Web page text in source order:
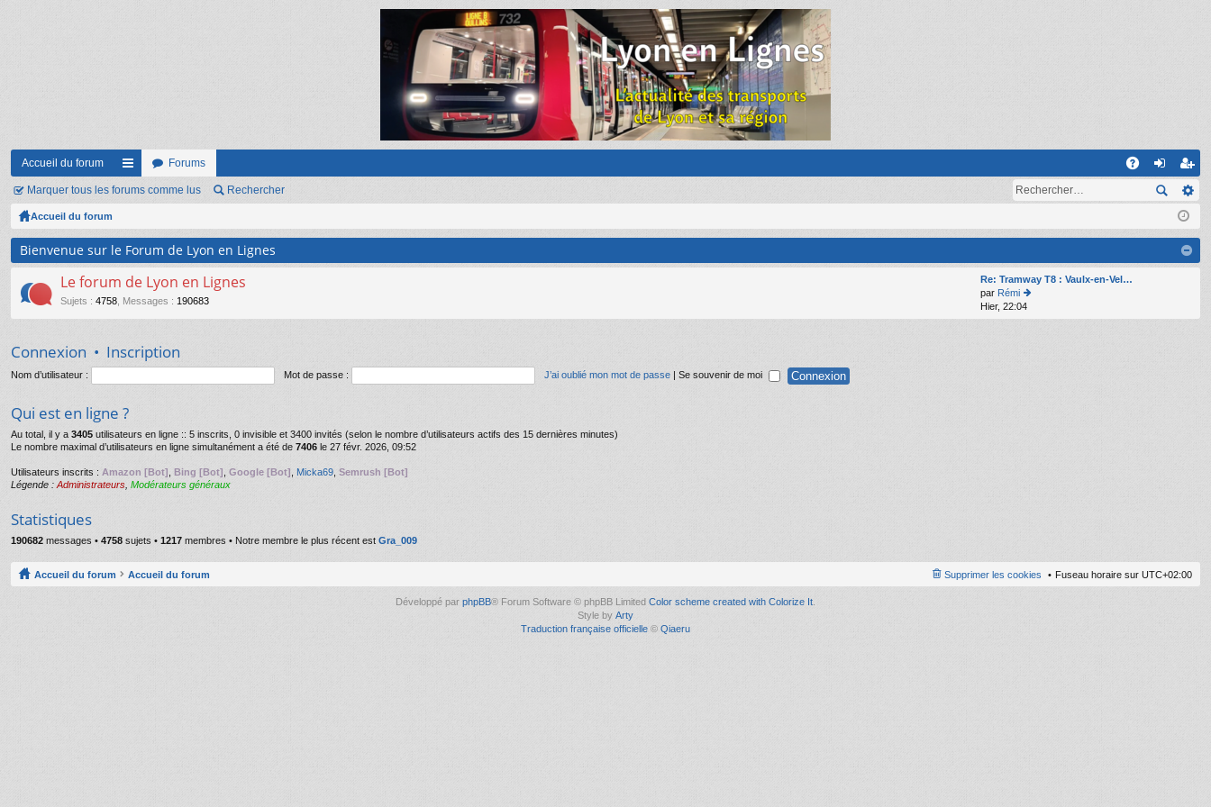
Accueil du forum
ac
ur
ci
s
Forums
on
on
ns
cri
pti
on
Marquer tous les forums comme lus Rechercher
Accueil du forum
Bienvenue sur le Forum de Lyon en Lignes
Le forum de Lyon en Lignes
Sujets : 4758 Messages : 190683
Re: Tramway T8 : Vaulx-en-Vel…
par Rémi
o
n
Hier, 22:04
Connexion • Inscription
Nom d’utilisateur : Mot de passe : J’ai oublié mon mot de passe | Se souvenir de moi
Qui est en ligne ?
Au total, il y a 3405 utilisateurs en ligne :: 5 inscrits, 0 invisible et 3400 invités (selon le nombre d’utilisateurs actifs des 15 dernières minutes)
Le nombre maximal d’utilisateurs en ligne simultanément a été de 7406 le 27 févr. 2026, 09:52
Utilisateurs inscrits : Amazon [Bot] Bing [Bot] Google [Bot] Micka69 Semrush [Bot]
Légende : Administrateurs Modérateurs généraux
Statistiques
190682 messages • 4758 sujets • 1217 membres • Notre membre le plus récent est Gra_009
Accueil du forum Accueil du forum Fuseau horaire sur UTC+02:00
Supprimer les cookies
Développé par phpBB® Forum Software © phpBB Limited Color scheme created with Colorize It
Style by Arty
Traduction française officielle © Qiaeru